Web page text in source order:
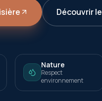
Découvrir
Nature
Respect
environnement